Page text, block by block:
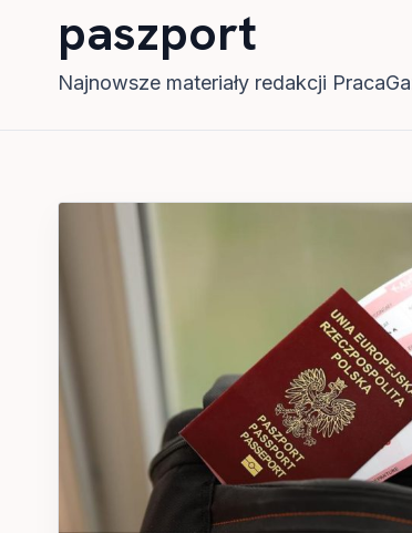
paszport
Najnowsze materiały redakcji